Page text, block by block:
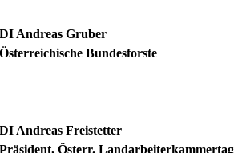
DI Andreas Gruber
Österreichische Bundesforste
DI Andreas Freistetter
Präsident, Österr. Landarbeiterkammertag